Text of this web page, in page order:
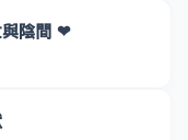
與陰間 ❤